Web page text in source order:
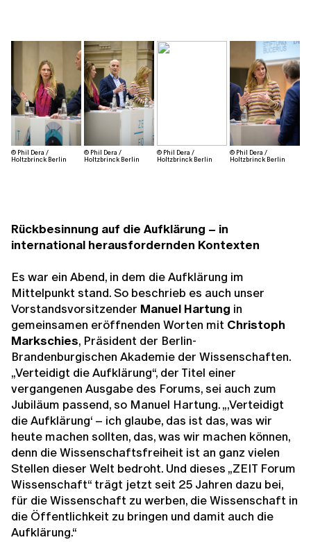
© Phil Dera /
Holtzbrinck Berlin
© Phil Dera /
Holtzbrinck Berlin
© Phil Dera /
Holtzbrinck Berlin
© Phil Dera /
Holtzbrinck Berlin
Rückbesinnung auf die Aufklärung – in
international herausfordernden Kontexten
Es war ein Abend, in dem die Aufklärung im
Mittelpunkt stand. So beschrieb es auch unser
Vorstandsvorsitzender Manuel Hartung in
gemeinsamen eröffnenden Worten mit Christoph
Markschies, Präsident der Berlin-
Brandenburgischen Akademie der Wissenschaften.
„Verteidigt die Aufklärung“, der Titel einer
vergangenen Ausgabe des Forums, sei auch zum
Jubiläum passend, so Manuel Hartung. „,Verteidigt
die Aufklärung‘ – ich glaube, das ist das, was wir
heute machen sollten, das, was wir machen können,
denn die Wissenschaftsfreiheit ist an ganz vielen
Stellen dieser Welt bedroht. Und dieses „ZEIT Forum
Wissenschaft“ trägt jetzt seit 25 Jahren dazu bei,
für die Wissenschaft zu werben, die Wissenschaft in
die Öffentlichkeit zu bringen und damit auch die
Aufklärung.“